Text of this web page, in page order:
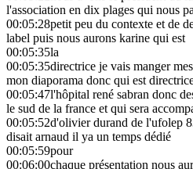
l'association en dix plages qui nous
00:05:28petit peu du contexte et de
label puis nous aurons karine qui est
00:05:35la
00:05:35directrice je vais manger
mon diaporama donc qui est
00:05:47l'hôpital rené sabran donc
le sud de la france et qui sera
00:05:52d'olivier durand de l'ufolep
disait arnaud il ya un temps dédié
00:05:59pour
00:06:00chaque présentation nous